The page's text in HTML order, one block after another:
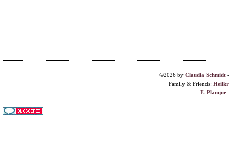
©2026 by Claudia Schmidt
Family & Friends:
F. Planque